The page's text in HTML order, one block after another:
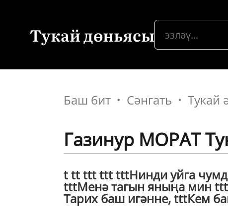
Тукай дөньясы
Баш бит Сәнгать Тукай
Газинур МОРАТ
t tt ttt ttt tttНинди уйга
tttМенә тагын яныңа мин
Тарих баш игәнне, tttКем